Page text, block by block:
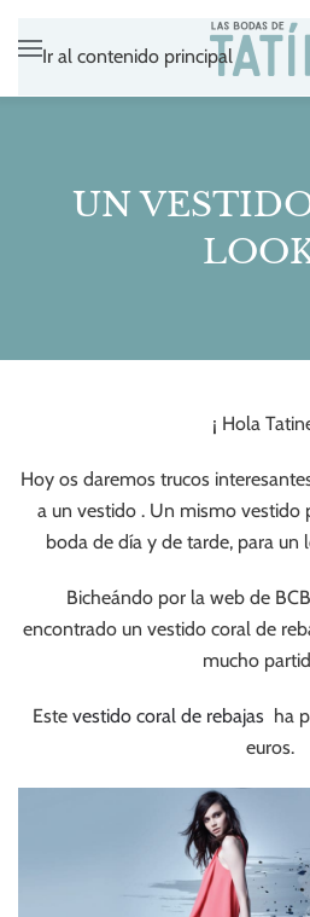
Ir al contenido principal
UN
¡ Hola
Hoy os daremos trucos
a un vestido . Un mismo vestido
boda de día y de tarde, para un
Bicheándo por la web de
encontrado un vestido coral de
mucho
Este vestido coral de rebajas ha
euros.